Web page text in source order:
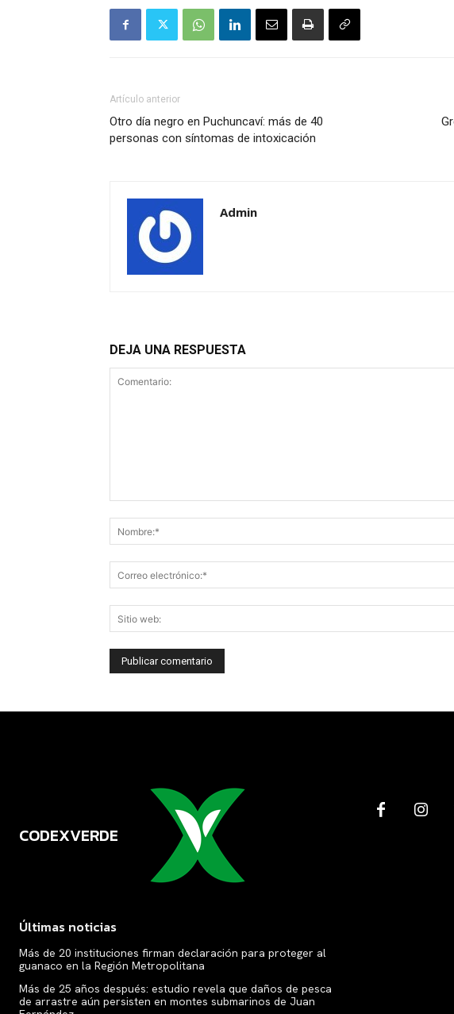
Artículo anterior
Otro día negro en Puchuncaví: más de 40
personas con síntomas de intoxicación
Admin
DEJA UNA RESPUESTA
CODEXVERDE
Últimas noticias
Más de 20 instituciones firman declaración para proteger al
guanaco en la Región Metropolitana
Más de 25 años después: estudio revela que daños de pesca
de arrastre aún persisten en montes submarinos de Juan